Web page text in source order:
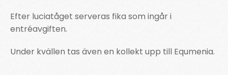
Efter luciatåget serveras fika som ingår i
entréavgiften.
Under kvällen tas även en kollekt upp till Equmenia.